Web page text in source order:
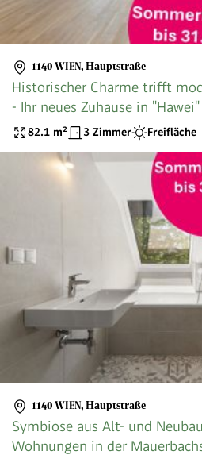
1140 WIEN, Hauptstraße
Historischer Charme trifft
- Ihr neues Zuhause in "Hawei"
82.1 m² 3 Zimmer Freifläche
1140 WIEN, Hauptstraße
Symbiose aus Alt- und
Wohnungen in der